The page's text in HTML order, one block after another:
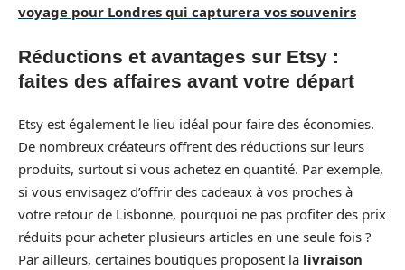
voyage pour Londres qui capturera vos souvenirs
Réductions et avantages sur Etsy :
faites des affaires avant votre départ
Etsy est également le lieu idéal pour faire des économies.
De nombreux créateurs offrent des réductions sur leurs
produits, surtout si vous achetez en quantité. Par exemple,
si vous envisagez d’offrir des cadeaux à vos proches à
votre retour de Lisbonne, pourquoi ne pas profiter des prix
réduits pour acheter plusieurs articles en une seule fois ?
Par ailleurs, certaines boutiques proposent la livraison